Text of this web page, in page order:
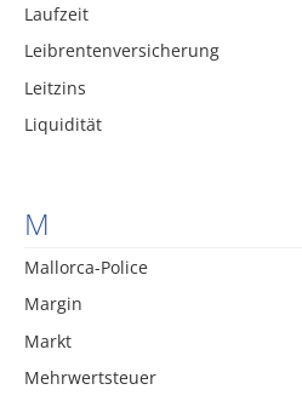
Laufzeit
Leibrentenversicherung
Leitzins
Liquidität
M
Mallorca-Police
Margin
Markt
Mehrwertsteuer